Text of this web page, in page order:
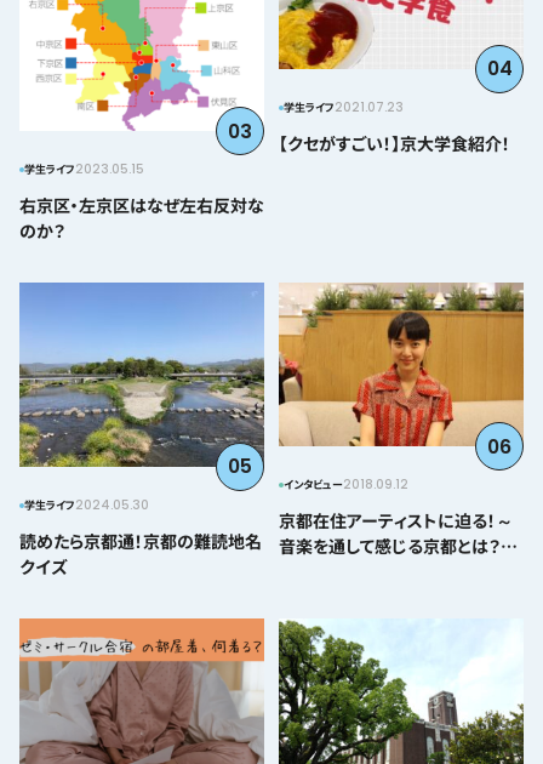
03
学生ライフ2023.05.15
右京区・左京区はなぜ左右反対な
のか？
04
学生ライフ2021.07.23
【クセがすごい！】京大学食紹介！
05
学生ライフ2024.05.30
読めたら京都通！京都の難読地名
クイズ
06
インタビュー2018.09.12
京都在住アーティストに迫る！～
音楽を通して感じる京都とは？＠